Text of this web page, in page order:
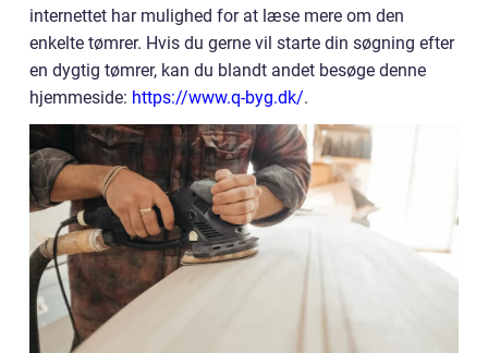
internettet har mulighed for at læse mere om den
enkelte tømrer. Hvis du gerne vil starte din søgning efter
en dygtig tømrer, kan du blandt andet besøge denne
hjemmeside: https://www.q-byg.dk/.